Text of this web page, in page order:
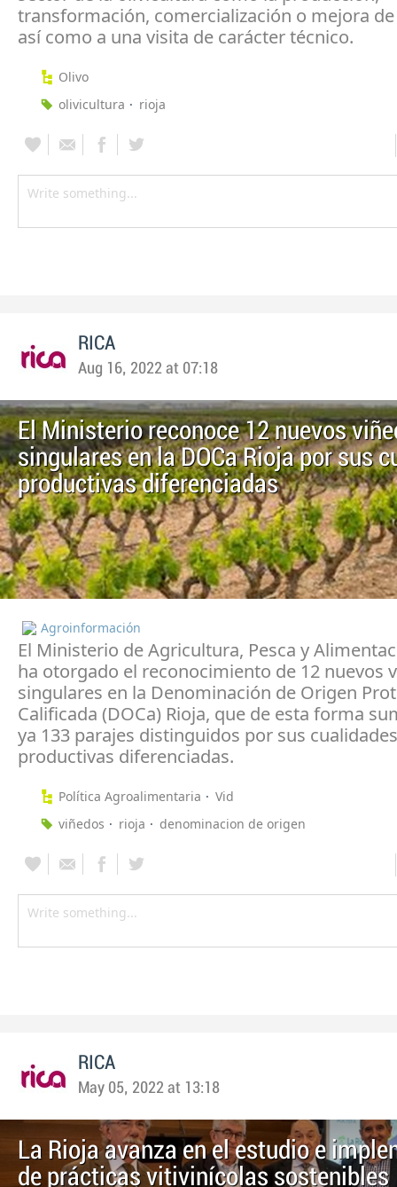
transformación, comercialización o mejora
así como a una visita de carácter técnico.
Olivo
olivicultura
rioja
RICA
Aug 16, 2022 at 07:18
El Ministerio reconoce 12 nuevos
singulares en la DOCa Rioja por sus
productivas diferenciadas
Agroinformación
El Ministerio de Agricultura, Pesca y
ha otorgado el reconocimiento de 12 nuevos
singulares en la Denominación de Origen
Calificada (DOCa) Rioja, que de esta forma
ya 133 parajes distinguidos por sus cualidades
productivas diferenciadas.
Política Agroalimentaria
Vid
viñedos
rioja denominacion de origen
RICA
May 05, 2022 at 13:18
La Rioja avanza en el estudio e
de prácticas vitivinícolas sostenibles